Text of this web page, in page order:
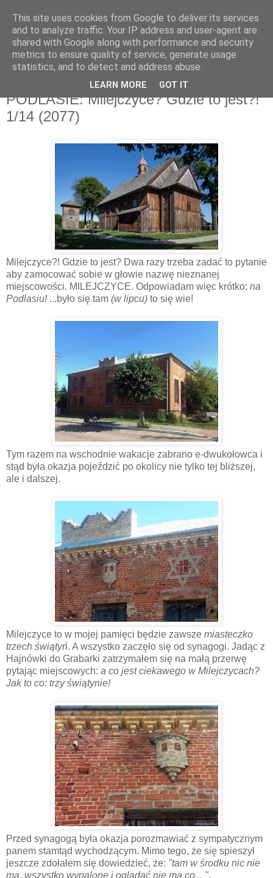
wtorek, 20 sierpnia 2019
PODLASIE: Milejczyce? Gdzie to jest?!
1/14 (2077)
Milejczyce?! Gdzie to jest? Dwa razy trzeba zadać to pytanie
aby zamocować sobie w głowie nazwę nieznanej
miejscowości. MILEJCZYCE. Odpowiadam więc krótko: na
Podlasiu! ...było się tam (w lipcu) to się wie!
Tym razem na wschodnie wakacje zabrano e-dwukołowca i
stąd była okazja pojeździć po okolicy nie tylko tej bliższej,
ale i dalszej.
Milejczyce to w mojej pamięci będzie zawsze miasteczko
trzech świątyń. A wszystko zaczęło się od synagogi. Jadąc z
Hajnówki do Grabarki zatrzymałem się na małą przerwę
pytając miejscowych: a co jest ciekawego w Milejczycach?
Jak to co: trzy świątynie!
Przed synagogą była okazja porozmawiać z sympatycznym
panem stamtąd wychodzącym. Mimo tego, że się spieszył
jeszcze zdołałem się dowiedzieć, że: "tam w środku nic nie
ma, wszystko wypalone i oglądać nie ma co... ".
This site uses cookies from Google to deliver its services
and to analyze traffic. Your IP address and user-agent are
shared with Google along with performance and security
metrics to ensure quality of service, generate usage
statistics, and to detect and address abuse.
LEARN MORE GOT IT